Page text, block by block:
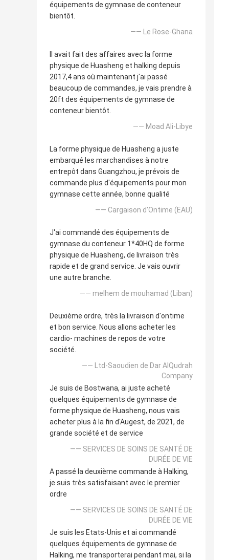
équipements de gymnase de conteneur
bientôt.
—— Le Rose-Ghana
Il avait fait des affaires avec la forme
physique de Huasheng et halking depuis
2017,4 ans où maintenant j'ai passé
beaucoup de commandes, je vais prendre à
20ft des équipements de gymnase de
conteneur bientôt.
—— Moad Ali-Libye
La forme physique de Huasheng a juste
embarqué les marchandises à notre
entrepôt dans Guangzhou, je prévois de
commande plus d'équipements pour mon
gymnase cette année, bonne qualité
—— Cargaison d'Ontime (EAU)
J'ai commandé des équipements de
gymnase du conteneur 1*40HQ de forme
physique de Huasheng, de livraison très
rapide et de grand service. Je vais ouvrir
une autre branche.
—— melhem de mouhamad (Liban)
Deuxième ordre, très la livraison d'ontime
et bon service. Nous allons acheter les
cardio- machines de repos de votre
société.
—— Ltd-Saoudien de Dar AlQudrah
Company
Je suis de Bostwana, ai juste acheté
quelques équipements de gymnase de
forme physique de Huasheng, nous vais
acheter plus à la fin d'Augest, de 2021, de
grande société et de service
—— SERVICES DE SOINS DE SANTÉ DE
DURÉE DE VIE
A passé la deuxième commande à Halking,
je suis très satisfaisant avec le premier
ordre
—— SERVICES DE SOINS DE SANTÉ DE
DURÉE DE VIE
Je suis les Etats-Unis et ai commandé
quelques équipements de gymnase de
Halking, me transporterai pendant mai, si la